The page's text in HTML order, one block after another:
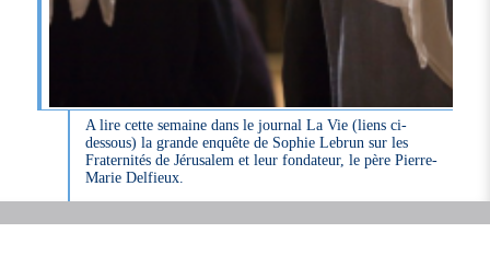
A lire cette semaine dans le journal La Vie (liens ci-
dessous) la grande enquête de Sophie Lebrun sur les
Fraternités de Jérusalem et leur fondateur, le père Pierre-
Marie Delfieux.